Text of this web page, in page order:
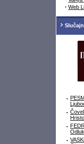
· Web
·
·
·
·